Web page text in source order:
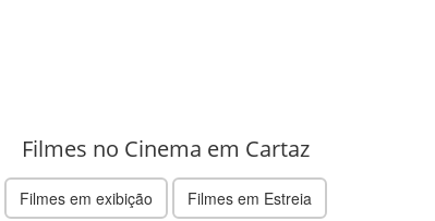
Filmes no Cinema em Cartaz
Filmes em exibição Filmes em Estreia